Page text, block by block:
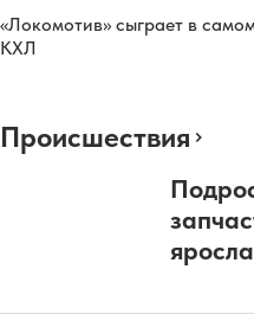
«Локомотив» сыграет в
КХЛ
Происшествия